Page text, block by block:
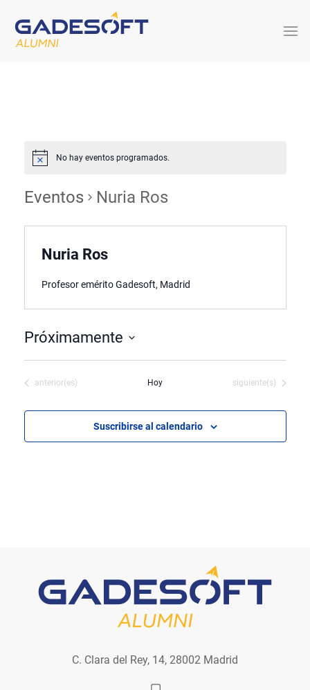
No hay eventos programados.
Eventos Nuria Ros
Nuria Ros
Profesor emérito Gadesoft, Madrid
Próximamente
Eventos
anterior(es) Hoy Eventos
siguiente(s)
Suscribirse al calendario
C. Clara del Rey, 14, 28002 Madrid